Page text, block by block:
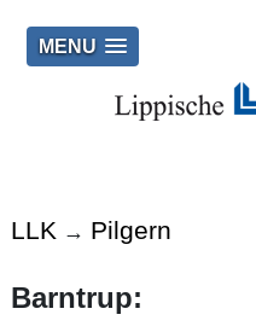
MENU
LLK → Pilgern
Barntrup: